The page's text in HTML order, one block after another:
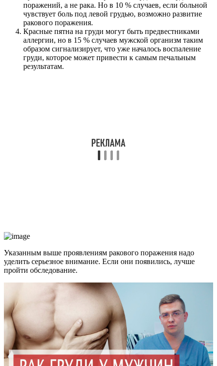
поражений, а не рака. Но в 10 % случаев, если больной
чувствует боль под левой грудью, возможно развитие
ракового поражения.
Красные пятна на груди могут быть предвестниками
аллергии, но в 15 % случаев мужской организм таким
образом сигнализирует, что уже началось воспаление
груди, которое может привести к самым печальным
результатам.
Указанным выше проявлениям ракового поражения надо
уделить серьезное внимание. Если они появились, лучше
пройти обследование.